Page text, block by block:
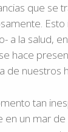
que se
a la salud,
hace
de nuestros
tan
en un mar de